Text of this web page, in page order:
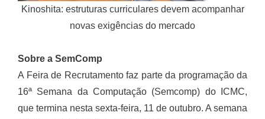
Kinoshita: estruturas curriculares devem acompanhar
novas exigências do mercado
Sobre a SemComp
A Feira de Recrutamento faz parte da programação da
16ª Semana da Computação (Semcomp) do ICMC,
que termina nesta sexta-feira, 11 de outubro. A semana